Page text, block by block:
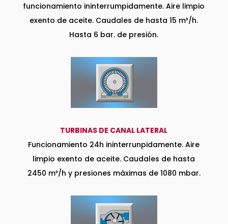
funcionamiento ininterrumpidamente. Aire limpio
exento de aceite. Caudales de hasta 15 m³/h.
Hasta 6 bar. de presión.
TURBINAS DE CANAL LATERAL
Funcionamiento 24h ininterrunpidamente. Aire
limpio exento de aceite. Caudales de hasta
2450 m³/h y presiones máximas de 1080 mbar.